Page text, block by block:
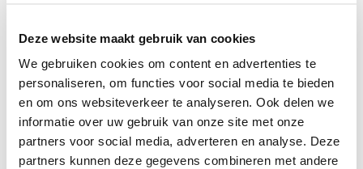
Deze website maakt gebruik van cookies
We gebruiken cookies om content en advertenties te
personaliseren, om functies voor social media te bieden
en om ons websiteverkeer te analyseren. Ook delen we
informatie over uw gebruik van onze site met onze
partners voor social media, adverteren en analyse. Deze
partners kunnen deze gegevens combineren met andere
Ísafjarðardjúp, Ísafjörður